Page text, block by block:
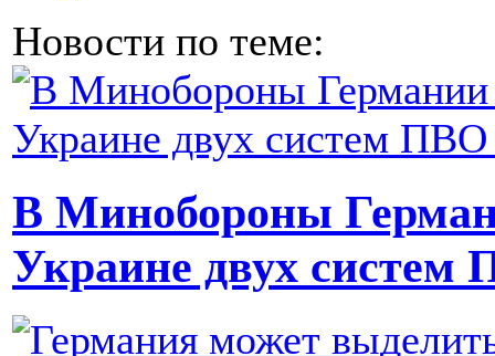
Новости по теме:
В Минобороны
Украине двух систем